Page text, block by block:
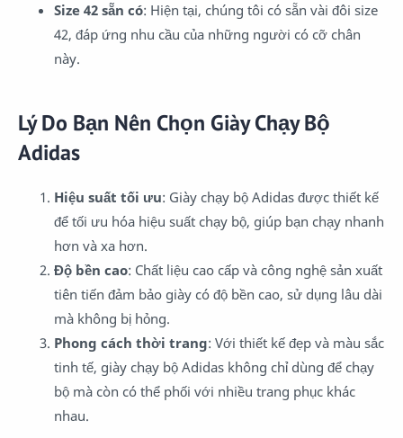
Size 42 sẵn có: Hiện tại, chúng tôi có sẵn vài đôi size
42, đáp ứng nhu cầu của những người có cỡ chân
này.
Lý Do Bạn Nên Chọn Giày Chạy Bộ
Adidas
Hiệu suất tối ưu: Giày chạy bộ Adidas được thiết kế
để tối ưu hóa hiệu suất chạy bộ, giúp bạn chạy nhanh
hơn và xa hơn.
Độ bền cao: Chất liệu cao cấp và công nghệ sản xuất
tiên tiến đảm bảo giày có độ bền cao, sử dụng lâu dài
mà không bị hỏng.
Phong cách thời trang: Với thiết kế đẹp và màu sắc
tinh tế, giày chạy bộ Adidas không chỉ dùng để chạy
bộ mà còn có thể phối với nhiều trang phục khác
nhau.